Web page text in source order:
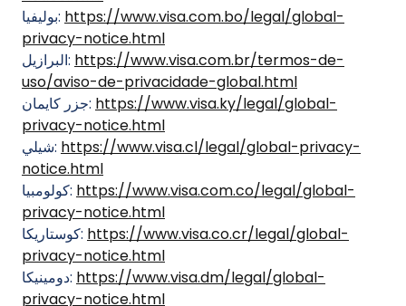
بوليفيا: https://www.visa.com.bo/legal/global-
privacy-notice.html
البرازيل: https://www.visa.com.br/termos-de-
uso/aviso-de-privacidade-global.html
جزر كايمان: https://www.visa.ky/legal/global-
privacy-notice.html
شيلي: https://www.visa.cl/legal/global-privacy-
notice.html
كولومبيا: https://www.visa.com.co/legal/global-
privacy-notice.html
كوستاريكا: https://www.visa.co.cr/legal/global-
privacy-notice.html
دومينيكا: https://www.visa.dm/legal/global-
privacy-notice.html